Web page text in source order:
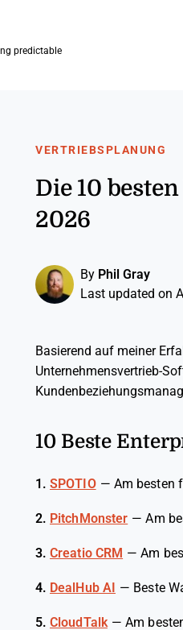
predictable
VERTRIEBSPLANUNG
Die 10
2026
By Phil Gray
Last updated on
Basierend auf meiner
Unternehmensvertrieb-
10 Beste
1. SPOTIO — Am besten
2. PitchMonster —Am
3. Creatio CRM —Am
4. DealHub AI — Beste
5. CloudTalk —Am